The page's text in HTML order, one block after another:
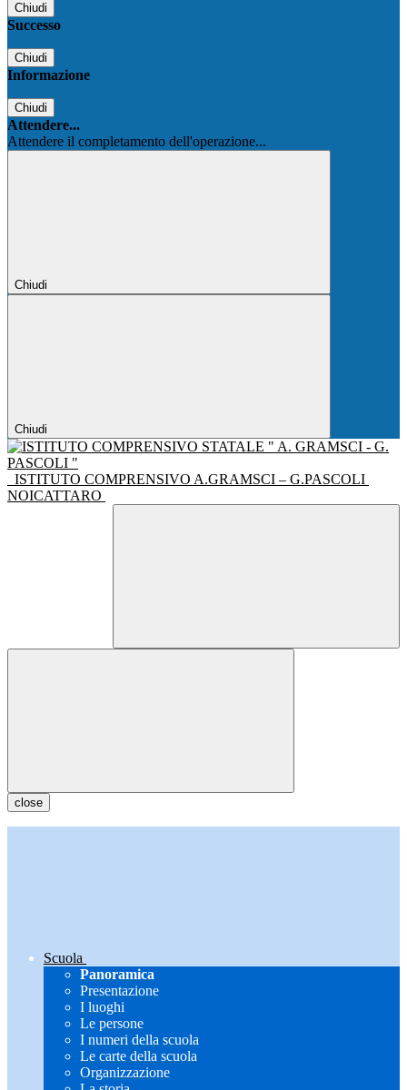
Chiudi
Successo
Chiudi
Informazione
Chiudi
Attendere...
Attendere il completamento dell'operazione...
Chiudi
Chiudi
ISTITUTO COMPRENSIVO A.GRAMSCI – G.PASCOLI
NOICATTARO
close
Scuola
Panoramica
Presentazione
I luoghi
Le persone
I numeri della scuola
Le carte della scuola
Organizzazione